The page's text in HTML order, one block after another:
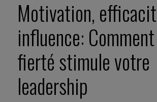
Motivation,
influence:
fierté stimule votre
leadership